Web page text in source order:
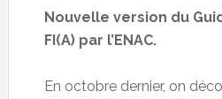
Nouvelle version du
FI(A) par l’ENAC.
En octobre dernier, on